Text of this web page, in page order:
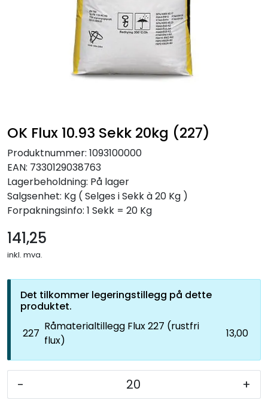
OK Flux 10.93 Sekk 20kg (227)
Produktnummer: 1093100000
EAN: 7330129038763
Lagerbeholdning: På lager
Salgsenhet: Kg ( Selges i Sekk à 20 Kg )
Forpakningsinfo: 1 Sekk = 20 Kg
141,25
inkl. mva.
Det tilkommer legeringstillegg på dette
produktet.
227
Råmaterialtillegg Flux 227 (rustfri
flux)
13,00
- +